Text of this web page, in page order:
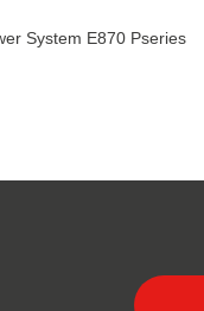
System E870 Pseries